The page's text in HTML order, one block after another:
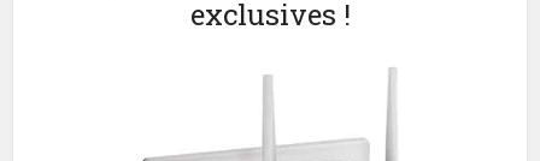
exclusives !